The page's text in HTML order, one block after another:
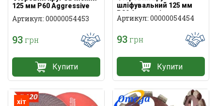
125 мм P60 Aggressive
Артикул: 00000054453
93грн
Купити
шліфувальний 125 мм
P80 Aggressive
Артикул: 00000054454
93грн
Купити
хіт